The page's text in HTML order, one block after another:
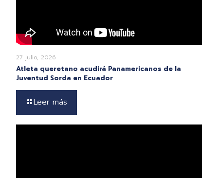
27 julio, 2026
Atleta queretano acudirá Panamericanos de la
Juventud Sorda en Ecuador
Leer más